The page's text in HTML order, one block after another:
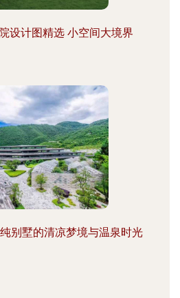
设计图精选 小空间大境界
别墅的清凉梦境与温泉时光